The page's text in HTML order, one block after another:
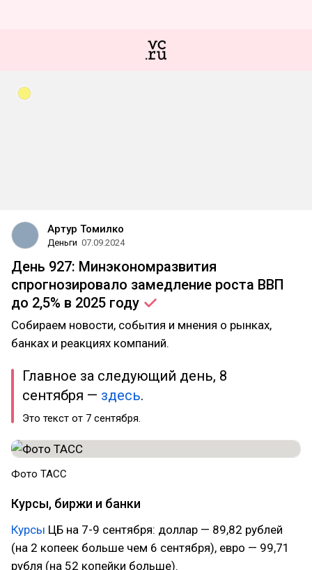
Артур Томилко
Деньги 07.09.2024
День 927: Минэкономразвития
спрогнозировало замедление роста ВВП
до 2,5% в 2025 году
Собираем новости, события и мнения о рынках,
банках и реакциях компаний.
Главное за следующий день, 8
сентября — здесь.
Это текст от 7 сентября.
Фото ТАСС
Курсы, биржи и банки
Курсы ЦБ на 7-9 сентября: доллар — 89,82 рублей
(на 2 копеек больше чем 6 сентября), евро — 99,71
рубля (на 52 копейки больше).